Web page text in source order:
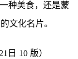
种美食，还是蒙
文化名片。
10 版）